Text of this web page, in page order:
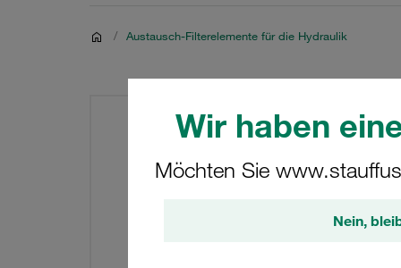
Wir haben
Möchten Sie
Nein,
/ Austausch-Filterelemente für die Hydraulik